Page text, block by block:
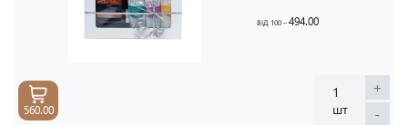
ВІД 100 –494.00
1
шт
+
-
560.00